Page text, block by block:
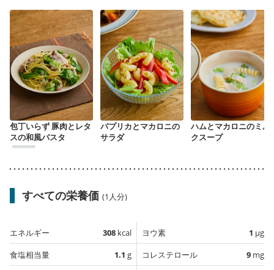
包丁いらず 豚肉とレタ
スの和風パスタ
パプリカとマカロニの
サラダ
ハムとマカロニのミル
クスープ
すべての栄養価 (1人分)
エネルギー 308 kcal
食塩相当量
1.1 g
ヨウ素 1 µg
コレステロール
9 mg